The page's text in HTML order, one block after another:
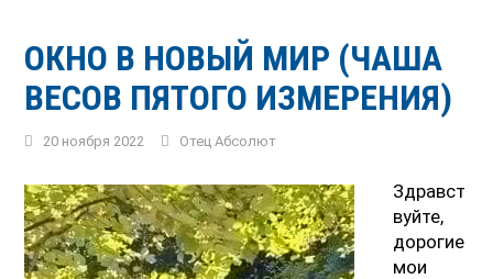
ОКНО В НОВЫЙ МИР (ЧАША
ВЕСОВ ПЯТОГО ИЗМЕРЕНИЯ)
20 ноября 2022 Отец Абсолют
Здравст
вуйте,
дорогие
мои